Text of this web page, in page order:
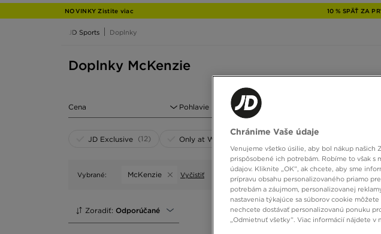
JD
NOVINKY Zistite viac 10 % SPÄŤ ZA
JD Sports Doplnky
Doplnky McKenzie
Cena Pohlavie
JD Exclusive (12) Only at WEB
Vybrané: McKenzie Vyčistiť
Zoradiť: Odporúčané
Chránime Vaše údaje
Venujeme všetko úsilie, aby bol nákup našich
prispôsobené ich potrebám. Robíme to však
údajov. Kliknite „OK”, ak chcete, aby sme
prípravu obsahu personalizovaného priamo
potrebám a záujmom, personalizovanej
nastavenia týkajúce sa súborov cookie
nechcete dostávať personalizovanú ponuku
„Odmietnuť všetky”. Viac informácií nájdete v